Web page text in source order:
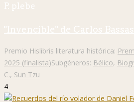
P. plebe
"Invencible" de Carlos
Premio Hislibris literatura histórica:
2025 (finalista)Subgéneros: Bélico,
C., Sun Tzu
4